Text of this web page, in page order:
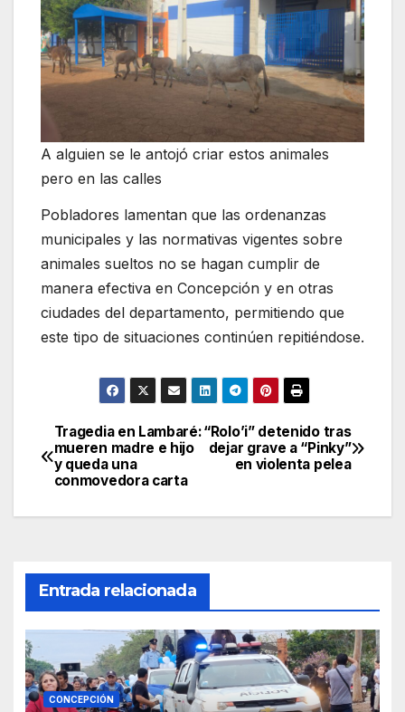
A alguien se le antojó criar estos animales
pero en las calles
Pobladores lamentan que las ordenanzas
municipales y las normativas vigentes sobre
animales sueltos no se hagan cumplir de
manera efectiva en Concepción y en otras
ciudades del departamento, permitiendo que
este tipo de situaciones continúen repitiéndose.
Navegación
de
entradas
“Rolo’i” detenido tras
dejar grave a “Pinky”
en violenta pelea
Tragedia en Lambaré:
mueren madre e hijo
y queda una
conmovedora carta
Entrada relacionada
CONCEPCIÓN